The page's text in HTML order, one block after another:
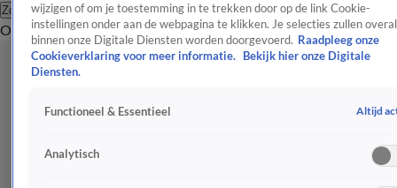
Zoeken
OverzichtEntertainmentSpraakmakendRealityCrimeVideo's
wijzigen of om je toestemming in te trekken door op de link Cookie-
instellingen onder aan de webpagina te klikken. Je selecties zullen overal
binnen onze Digitale Diensten worden doorgevoerd. Raadpleeg onze
Cookieverklaring voor meer informatie.
Bekijk hier onze Digitale
Diensten.
Functioneel & Essentieel Altijd
Analytisch